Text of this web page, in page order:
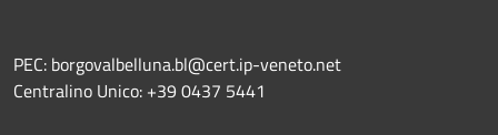
PEC: borgovalbelluna.bl@cert.ip-veneto.net
Centralino Unico: +39 0437 5441